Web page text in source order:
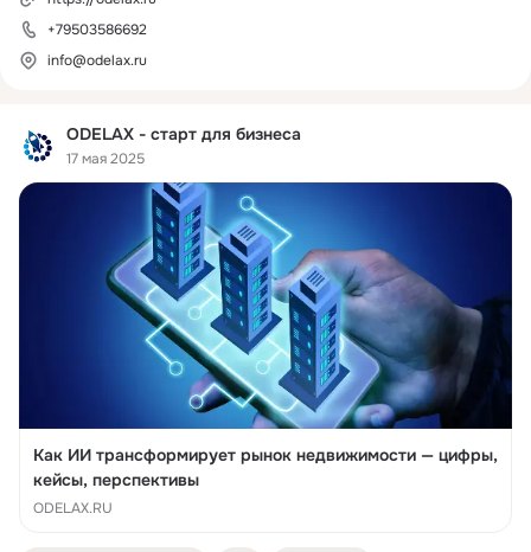
ODELAX - старт для бизнеса
17 мая 2025
Как ИИ трансформирует рынок недвижимости — цифры,
кейсы, перспективы
ODELAX.RU
+79503586692
info@odelax.ru